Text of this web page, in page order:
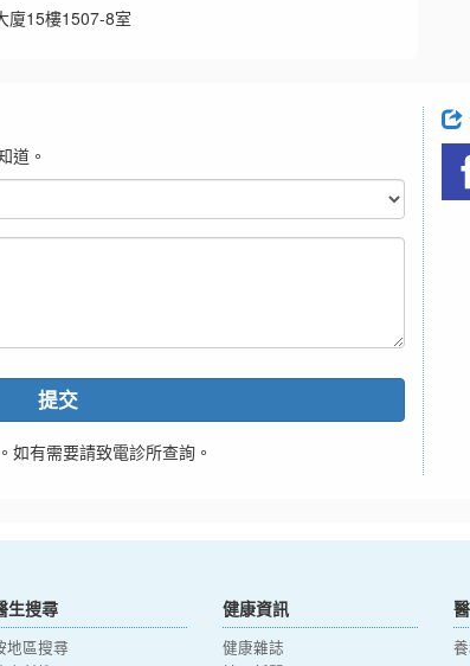
廈15樓1507-8室
道。
提交
如有需要請致電診所查詢。
生搜尋
地區搜尋
健康資訊
健康雜誌